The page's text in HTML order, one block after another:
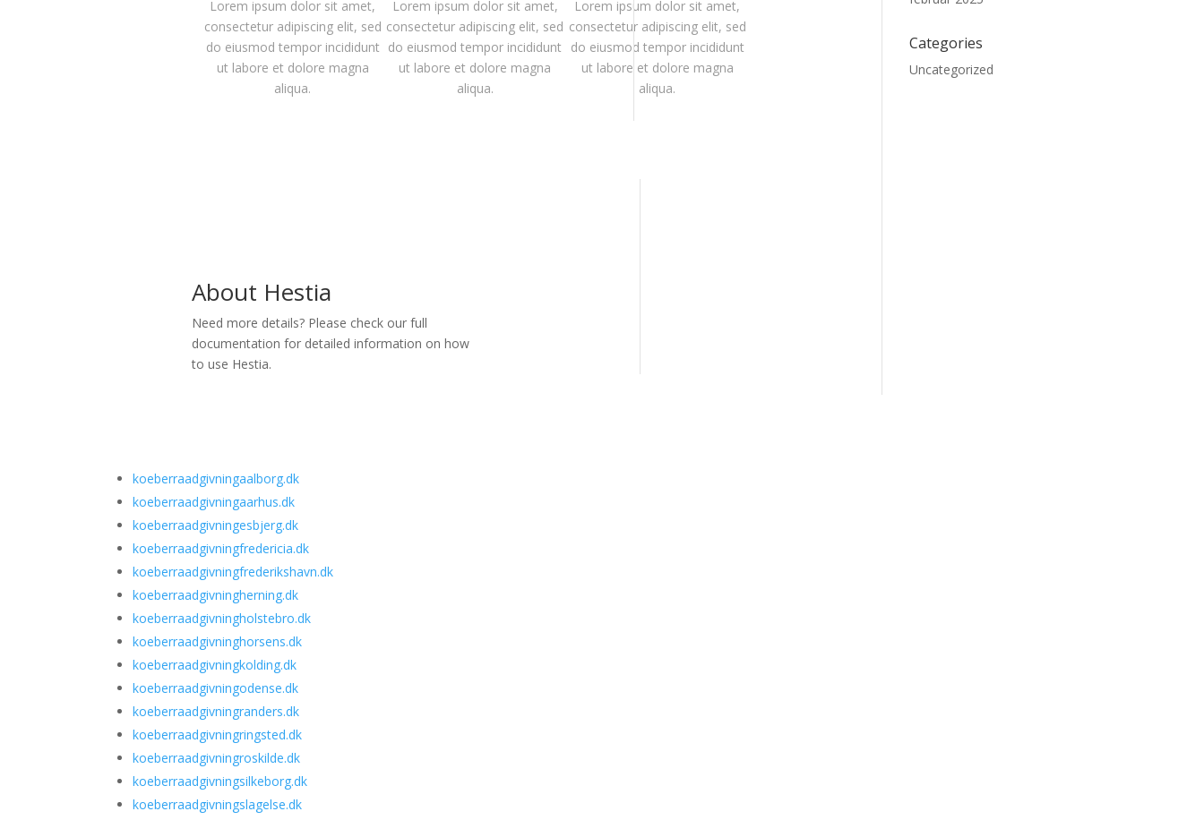
Lorem ipsum dolor sit amet,
consectetur adipiscing elit, sed
do eiusmod tempor incididunt
ut labore et dolore magna
aliqua.
Lorem ipsum dolor sit amet,
consectetur adipiscing elit, sed
do eiusmod tempor incididunt
ut labore et dolore magna
aliqua.
Lorem ipsum dolor sit amet,
consectetur adipiscing elit, sed
do eiusmod tempor incididunt
ut labore et dolore magna
aliqua.
About Hestia
Need more details? Please check our full
documentation for detailed information on how
to use Hestia.
Categories
Uncategorized
koeberraadgivningaalborg.dk
koeberraadgivningaarhus.dk
koeberraadgivningesbjerg.dk
koeberraadgivningfredericia.dk
koeberraadgivningfrederikshavn.dk
koeberraadgivningherning.dk
koeberraadgivningholstebro.dk
koeberraadgivninghorsens.dk
koeberraadgivningkolding.dk
koeberraadgivningodense.dk
koeberraadgivningranders.dk
koeberraadgivningringsted.dk
koeberraadgivningroskilde.dk
koeberraadgivningsilkeborg.dk
koeberraadgivningslagelse.dk